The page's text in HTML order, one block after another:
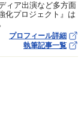
ィア出演など多方面
化プロジェクト』は
プロフィール詳細
執筆記事一覧